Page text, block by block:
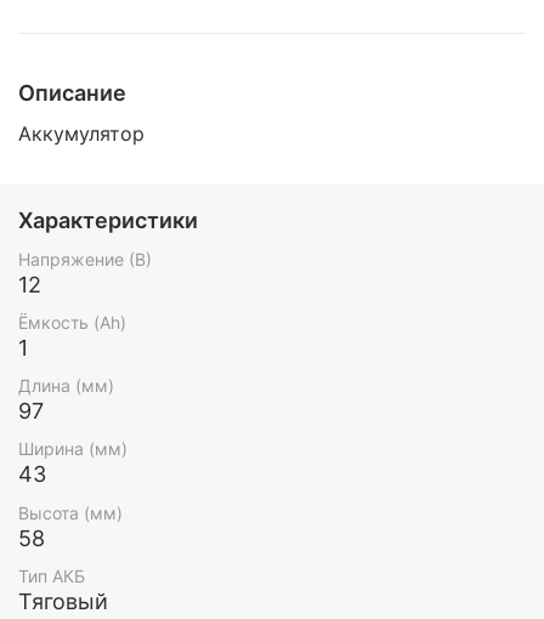
Описание
Аккумулятор
Характеристики
Напряжение (В)
12
Ёмкость (Ah)
1
Длина (мм)
97
Ширина (мм)
43
Высота (мм)
58
Тип АКБ
Тяговый